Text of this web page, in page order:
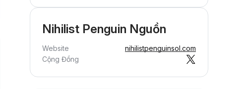
Nihilist Penguin Nguồn
Website
nihilistpenguinsol.com
Cộng Đồng